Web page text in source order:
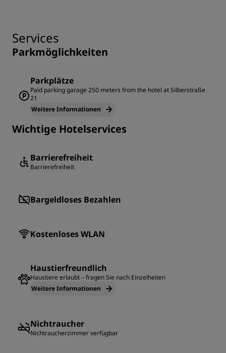
Services
Parkmöglichkeiten
Parkplätze
Paid parking garage 250 meters from the hotel at Silberstraße
21
Weitere Informationen
Wichtige Hotelservices
Barrierefreiheit
Barrierefreiheit
Bargeldloses Bezahlen
Kostenloses WLAN
Haustierfreundlich
Haustiere erlaubt – fragen Sie nach Einzelheiten
Weitere Informationen
Nichtraucher
Nichtraucherzimmer verfügbar